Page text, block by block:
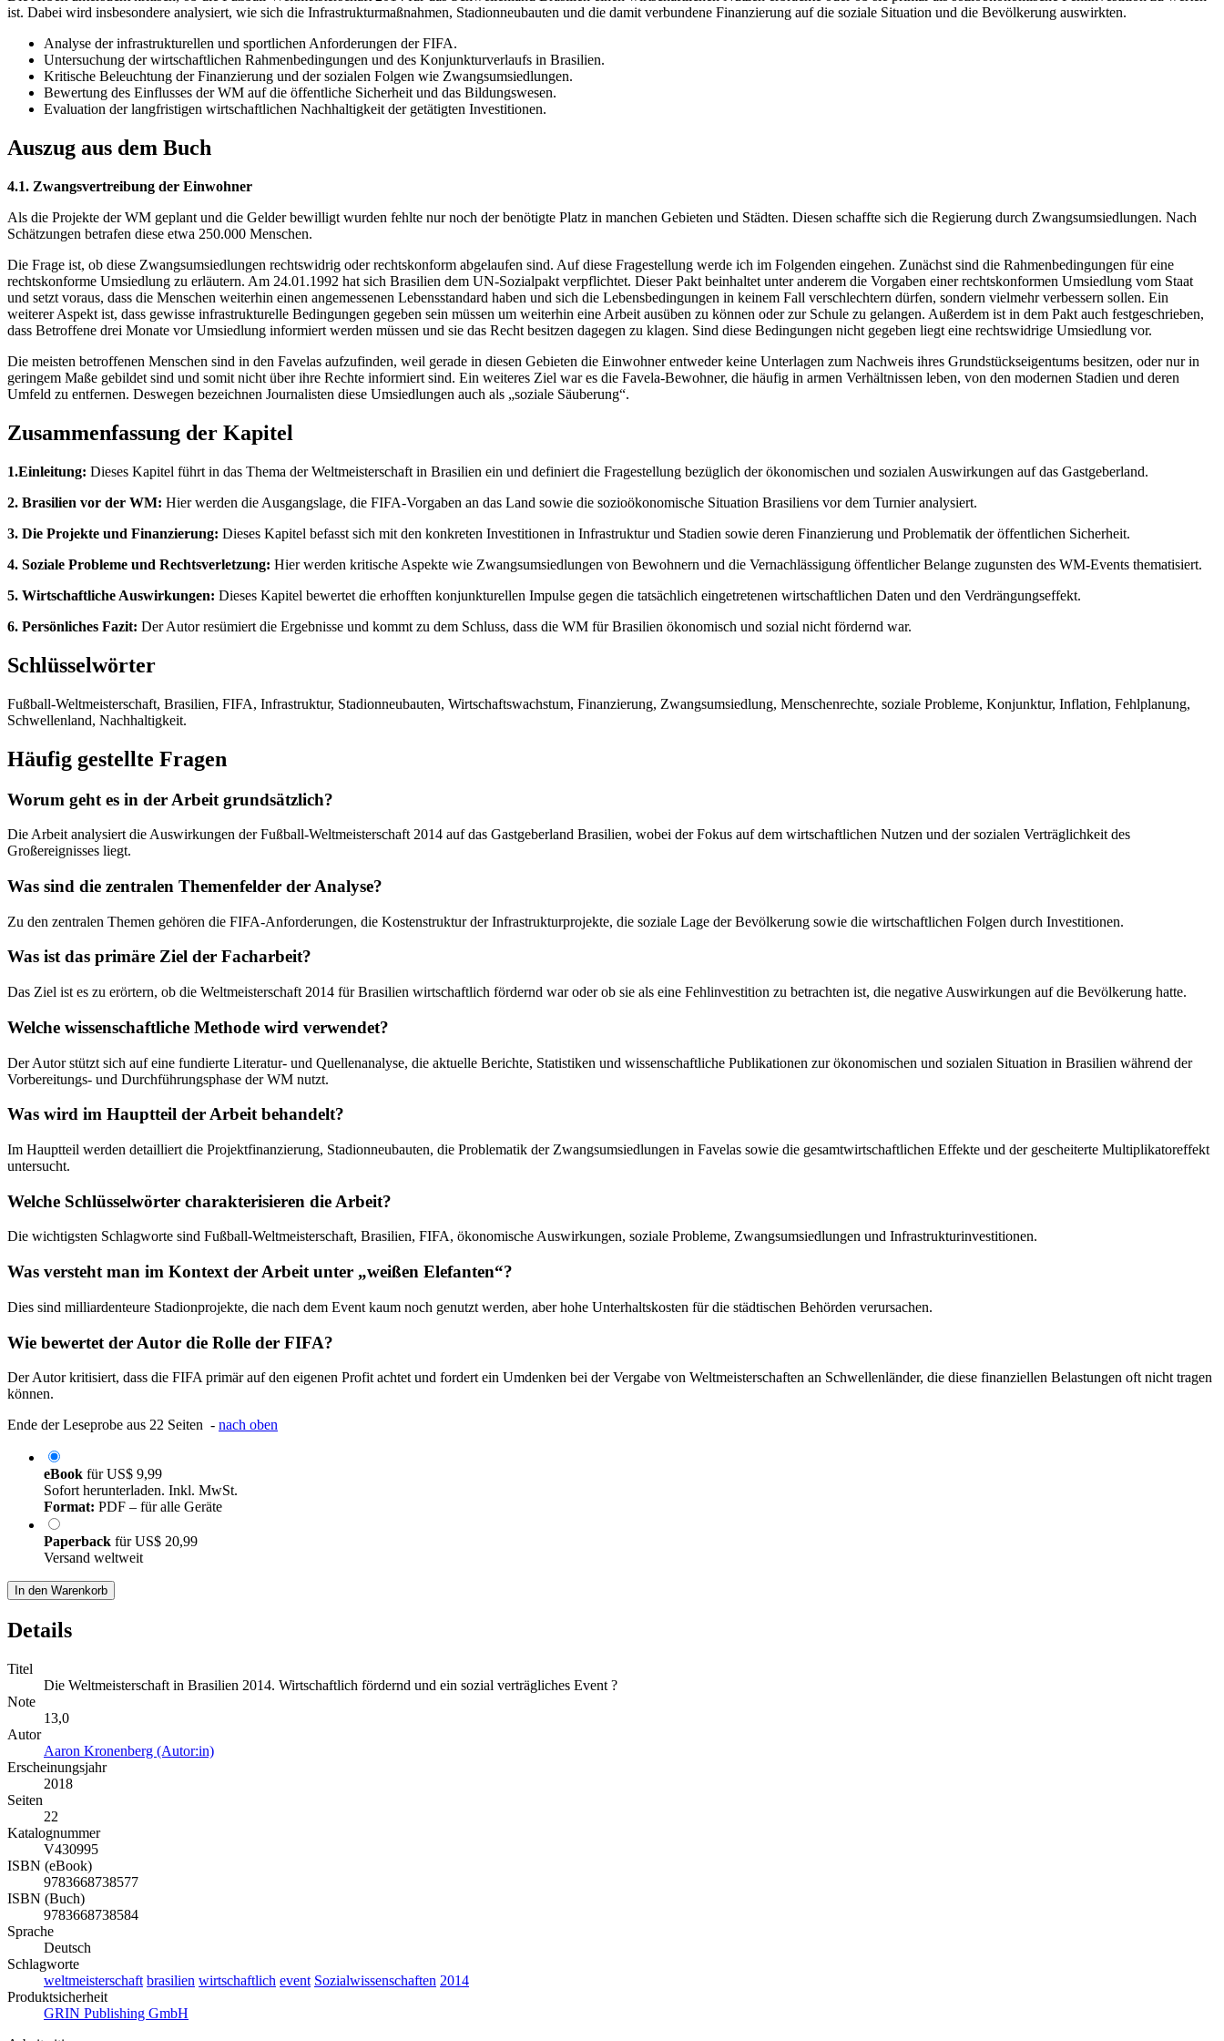
ist. Dabei wird insbesondere analysiert, wie sich die Infrastrukturmaßnahmen, Stadionneubauten und die damit verbundene Finanzierung auf die soziale Situation und die Bevölkerung auswirkten.
Analyse der infrastrukturellen und sportlichen Anforderungen der FIFA.
Untersuchung der wirtschaftlichen Rahmenbedingungen und des Konjunkturverlaufs in Brasilien.
Kritische Beleuchtung der Finanzierung und der sozialen Folgen wie Zwangsumsiedlungen.
Bewertung des Einflusses der WM auf die öffentliche Sicherheit und das Bildungswesen.
Evaluation der langfristigen wirtschaftlichen Nachhaltigkeit der getätigten Investitionen.
Auszug aus dem Buch
4.1. Zwangsvertreibung der Einwohner
Als die Projekte der WM geplant und die Gelder bewilligt wurden fehlte nur noch der benötigte Platz in manchen Gebieten und Städten. Diesen schaffte sich die Regierung durch Zwangsumsiedlungen. Nach
Schätzungen betrafen diese etwa 250.000 Menschen.
Die Frage ist, ob diese Zwangsumsiedlungen rechtswidrig oder rechtskonform abgelaufen sind. Auf diese Fragestellung werde ich im Folgenden eingehen. Zunächst sind die Rahmenbedingungen für eine
rechtskonforme Umsiedlung zu erläutern. Am 24.01.1992 hat sich Brasilien dem UN-Sozialpakt verpflichtet. Dieser Pakt beinhaltet unter anderem die Vorgaben einer rechtskonformen Umsiedlung vom Staat
und setzt voraus, dass die Menschen weiterhin einen angemessenen Lebensstandard haben und sich die Lebensbedingungen in keinem Fall verschlechtern dürfen, sondern vielmehr verbessern sollen. Ein
weiterer Aspekt ist, dass gewisse infrastrukturelle Bedingungen gegeben sein müssen um weiterhin eine Arbeit ausüben zu können oder zur Schule zu gelangen. Außerdem ist in dem Pakt auch festgeschrieben,
dass Betroffene drei Monate vor Umsiedlung informiert werden müssen und sie das Recht besitzen dagegen zu klagen. Sind diese Bedingungen nicht gegeben liegt eine rechtswidrige Umsiedlung vor.
Die meisten betroffenen Menschen sind in den Favelas aufzufinden, weil gerade in diesen Gebieten die Einwohner entweder keine Unterlagen zum Nachweis ihres Grundstückseigentums besitzen, oder nur in
geringem Maße gebildet sind und somit nicht über ihre Rechte informiert sind. Ein weiteres Ziel war es die Favela-Bewohner, die häufig in armen Verhältnissen leben, von den modernen Stadien und deren
Umfeld zu entfernen. Deswegen bezeichnen Journalisten diese Umsiedlungen auch als „soziale Säuberung“.
Zusammenfassung der Kapitel
1.Einleitung: Dieses Kapitel führt in das Thema der Weltmeisterschaft in Brasilien ein und definiert die Fragestellung bezüglich der ökonomischen und sozialen Auswirkungen auf das Gastgeberland.
2. Brasilien vor der WM: Hier werden die Ausgangslage, die FIFA-Vorgaben an das Land sowie die sozioökonomische Situation Brasiliens vor dem Turnier analysiert.
3. Die Projekte und Finanzierung: Dieses Kapitel befasst sich mit den konkreten Investitionen in Infrastruktur und Stadien sowie deren Finanzierung und Problematik der öffentlichen Sicherheit.
4. Soziale Probleme und Rechtsverletzung: Hier werden kritische Aspekte wie Zwangsumsiedlungen von Bewohnern und die Vernachlässigung öffentlicher Belange zugunsten des WM-Events thematisiert.
5. Wirtschaftliche Auswirkungen: Dieses Kapitel bewertet die erhofften konjunkturellen Impulse gegen die tatsächlich eingetretenen wirtschaftlichen Daten und den Verdrängungseffekt.
6. Persönliches Fazit: Der Autor resümiert die Ergebnisse und kommt zu dem Schluss, dass die WM für Brasilien ökonomisch und sozial nicht fördernd war.
Schlüsselwörter
Fußball-Weltmeisterschaft, Brasilien, FIFA, Infrastruktur, Stadionneubauten, Wirtschaftswachstum, Finanzierung, Zwangsumsiedlung, Menschenrechte, soziale Probleme, Konjunktur, Inflation, Fehlplanung,
Schwellenland, Nachhaltigkeit.
Häufig gestellte Fragen
Worum geht es in der Arbeit grundsätzlich?
Die Arbeit analysiert die Auswirkungen der Fußball-Weltmeisterschaft 2014 auf das Gastgeberland Brasilien, wobei der Fokus auf dem wirtschaftlichen Nutzen und der sozialen Verträglichkeit des
Großereignisses liegt.
Was sind die zentralen Themenfelder der Analyse?
Zu den zentralen Themen gehören die FIFA-Anforderungen, die Kostenstruktur der Infrastrukturprojekte, die soziale Lage der Bevölkerung sowie die wirtschaftlichen Folgen durch Investitionen.
Was ist das primäre Ziel der Facharbeit?
Das Ziel ist es zu erörtern, ob die Weltmeisterschaft 2014 für Brasilien wirtschaftlich fördernd war oder ob sie als eine Fehlinvestition zu betrachten ist, die negative Auswirkungen auf die Bevölkerung hatte.
Welche wissenschaftliche Methode wird verwendet?
Der Autor stützt sich auf eine fundierte Literatur- und Quellenanalyse, die aktuelle Berichte, Statistiken und wissenschaftliche Publikationen zur ökonomischen und sozialen Situation in Brasilien während der
Vorbereitungs- und Durchführungsphase der WM nutzt.
Was wird im Hauptteil der Arbeit behandelt?
Im Hauptteil werden detailliert die Projektfinanzierung, Stadionneubauten, die Problematik der Zwangsumsiedlungen in Favelas sowie die gesamtwirtschaftlichen Effekte und der gescheiterte Multiplikatoreffekt
untersucht.
Welche Schlüsselwörter charakterisieren die Arbeit?
Die wichtigsten Schlagworte sind Fußball-Weltmeisterschaft, Brasilien, FIFA, ökonomische Auswirkungen, soziale Probleme, Zwangsumsiedlungen und Infrastrukturinvestitionen.
Was versteht man im Kontext der Arbeit unter „weißen Elefanten“?
Dies sind milliardenteure Stadionprojekte, die nach dem Event kaum noch genutzt werden, aber hohe Unterhaltskosten für die städtischen Behörden verursachen.
Wie bewertet der Autor die Rolle der FIFA?
Der Autor kritisiert, dass die FIFA primär auf den eigenen Profit achtet und fordert ein Umdenken bei der Vergabe von Weltmeisterschaften an Schwellenländer, die diese finanziellen Belastungen oft nicht tragen
können.
Ende der Leseprobe aus 22 Seiten - nach oben
eBook fürUS$ 9,99
Sofort herunterladen. Inkl. MwSt.
Format: PDF – für alle Geräte
Paperback fürUS$ 20,99
Versand weltweit
In den Warenkorb
Details
Titel
Die Weltmeisterschaft in Brasilien 2014. Wirtschaftlich fördernd und ein sozial verträgliches Event ?
Note
13,0
Autor
Aaron Kronenberg (Autor:in)
Erscheinungsjahr
2018
Seiten
22
Katalognummer
V430995
ISBN (eBook)
9783668738577
ISBN (Buch)
9783668738584
Sprache
Deutsch
Schlagworte
weltmeisterschaft brasilien wirtschaftlich event Sozialwissenschaften 2014
Produktsicherheit
GRIN Publishing GmbH